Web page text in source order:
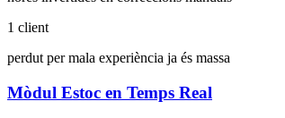
1 client
perdut per mala experiència ja és massa
Mòdul Estoc en Temps Real